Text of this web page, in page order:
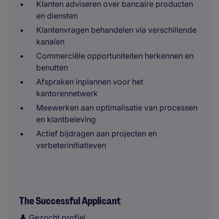
Klanten adviseren over bancaire producten
en diensten
Klantenvragen behandelen via verschillende
kanalen
Commerciële opportuniteiten herkennen en
benutten
Afspraken inplannen voor het
kantorennetwerk
Meewerken aan optimalisatie van processen
en klantbeleving
Actief bijdragen aan projecten en
verbeterinitiatieven
The Successful Applicant